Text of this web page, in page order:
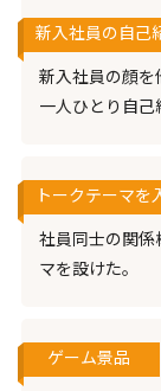
新入社員の自己
新入社員の顔を
一人ひとり自己
トークテーマを
社員同士の関
マを設けた。
ゲーム景品